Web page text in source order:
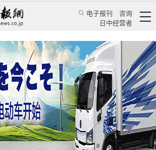
电子报刊
咨询
日中经营者
国债”筹集脱碳资金
经济视野